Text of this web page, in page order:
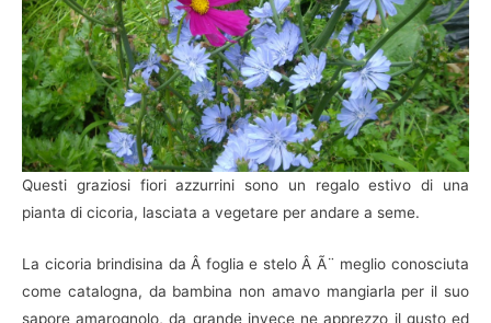
Questi graziosi fiori azzurrini sono un regalo estivo di una
pianta di cicoria, lasciata a vegetare per andare a seme.
La cicoria brindisina da Â foglia e stelo Â Ã¨ meglio conosciuta
come catalogna, da bambina non amavo mangiarla per il suo
sapore amarognolo, da grande invece ne apprezzo il gusto ed